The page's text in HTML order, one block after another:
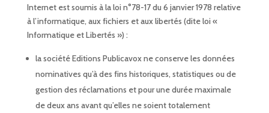
Internet est soumis à la loi n°78-17 du 6 janvier 1978 relative
à l’informatique, aux fichiers et aux libertés (dite loi «
Informatique et Libertés ») :
la société Editions Publicavox ne conserve les données
nominatives qu’à des fins historiques, statistiques ou de
gestion des réclamations et pour une durée maximale
de deux ans avant qu’elles ne soient totalement